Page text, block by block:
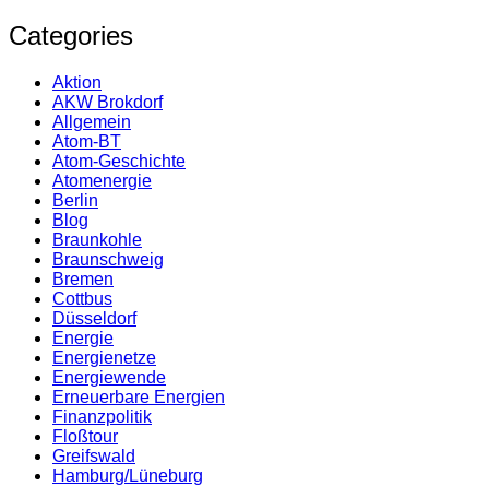
Categories
Aktion
AKW Brokdorf
Allgemein
Atom-BT
Atom-Geschichte
Atomenergie
Berlin
Blog
Braunkohle
Braunschweig
Bremen
Cottbus
Düsseldorf
Energie
Energienetze
Energiewende
Erneuerbare Energien
Finanzpolitik
Floßtour
Greifswald
Hamburg/Lüneburg